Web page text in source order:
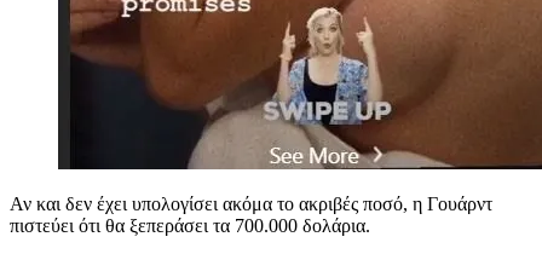
Αν και δεν έχει υπολογίσει ακόμα το ακριβές ποσό, η Γουάρντ
πιστεύει ότι θα ξεπεράσει τα 700.000 δολάρια.